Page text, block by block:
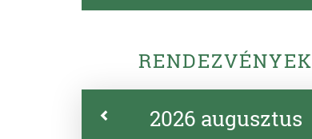
RENDEZVÉNYEK
2026 augusztus